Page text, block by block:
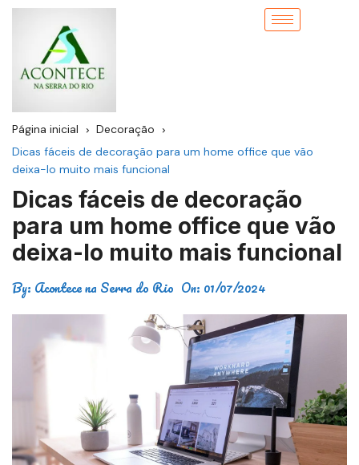
Página inicial
Decoração
Dicas fáceis de decoração para um home office que vão
deixa-lo muito mais funcional
Dicas fáceis de decoração
para um home office que vão
deixa-lo muito mais funcional
By: Acontece na Serra do Rio On: 01/07/2024